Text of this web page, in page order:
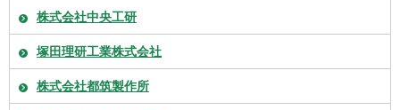
株式会社中央工研
塚田理研工業株式会社
株式会社都筑製作所